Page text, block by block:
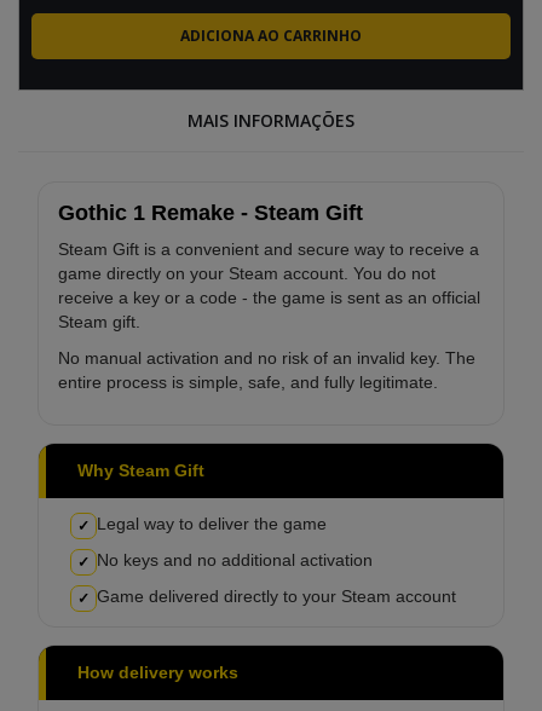
MAIS INFORMAÇÕES
Gothic 1 Remake - Steam Gift
Steam Gift is a convenient and secure way to receive a
game directly on your Steam account. You do not
receive a key or a code - the game is sent as an official
Steam gift.
No manual activation and no risk of an invalid key. The
entire process is simple, safe, and fully legitimate.
Why Steam Gift
✓ Legal way to deliver the game
✓ No keys and no additional activation
✓ Game delivered directly to your Steam account
How delivery works